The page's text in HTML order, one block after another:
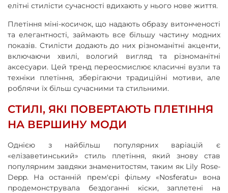
елітні стилісти сучасності вдихають у нього нове життя.
Плетіння міні-косичок, що надають образу витонченості
та елегантності, займають все більшу частину модних
показів. Стилісти додають до них різноманітні акценти,
включаючи хвилі, вологий вигляд та різноманітні
аксесуари. Цей тренд переосмислює класичні вузли та
техніки плетіння, зберігаючи традиційні мотиви, але
роблячи їх більш сучасними та стильними.
СТИЛІ, ЯКІ ПОВЕРТАЮТЬ ПЛЕТІННЯ
НА ВЕРШИНУ МОДИ
Однією з найбільш популярних варіацій є
«елізаветинський» стиль плетіння, який знову став
популярним завдяки знаменитостям, таким як Lily Rose-
Depp. На останній прем'єрі фільму «Nosferatu» вона
продемонструвала бездоганні кіски, заплетені на